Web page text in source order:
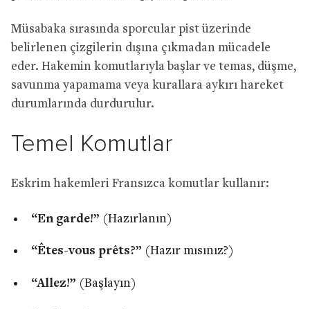
Müsabaka sırasında sporcular pist üzerinde
belirlenen çizgilerin dışına çıkmadan mücadele
eder. Hakemin komutlarıyla başlar ve temas, düşme,
savunma yapamama veya kurallara aykırı hareket
durumlarında durdurulur.
Temel Komutlar
Eskrim hakemleri Fransızca komutlar kullanır:
“En garde!” (Hazırlanın)
“Êtes-vous prêts?” (Hazır mısınız?)
“Allez!” (Başlayın)